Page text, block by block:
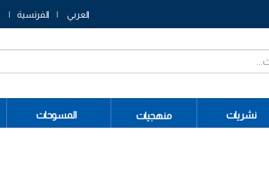
العربي الفرنسية
نشريات منهجيات المسوحات